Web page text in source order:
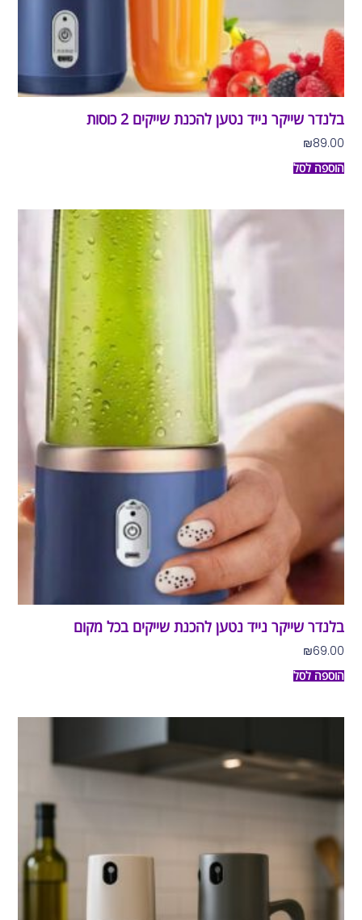
בלנדר שייקר נייד נטען להכנת שייקים 2 כוסות
₪89.00
הוספה לסל
בלנדר שייקר נייד נטען להכנת שייקים בכל מקום
₪69.00
הוספה לסל